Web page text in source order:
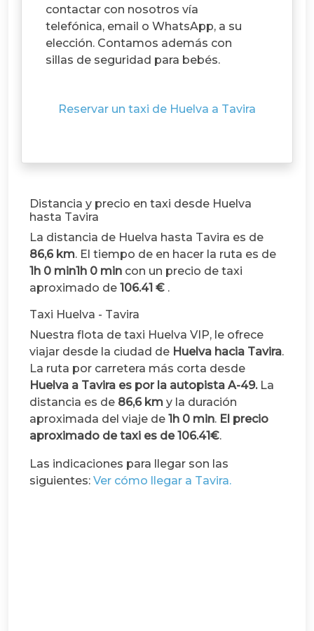
contactar con nosotros vía
telefónica, email o WhatsApp, a su
elección. Contamos además con
sillas de seguridad para bebés.
Reservar un taxi de Huelva a Tavira
Distancia y precio en taxi desde Huelva
hasta Tavira
La distancia de Huelva hasta Tavira es de
86,6 km. El tiempo de en hacer la ruta es de
1h 0 min1h 0 min con un precio de taxi
aproximado de 106.41 € .
Taxi Huelva - Tavira
Nuestra flota de taxi Huelva VIP, le ofrece
viajar desde la ciudad de Huelva hacia Tavira.
La ruta por carretera más corta desde
Huelva a Tavira es por la autopista A-49.La
distancia es de 86,6 km y la duración
aproximada del viaje de 1h 0 min. El precio
aproximado de taxi es de 106.41€.
Las indicaciones para llegar son las
siguientes: Ver cómo llegar a Tavira.